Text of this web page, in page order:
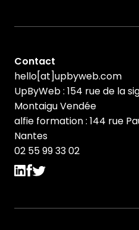
Contact
hello[at]upbyweb.com
UpByWeb : 154 rue de la
Montaigu Vendée
alfie formation : 144 rue
Nantes
02 55 99 33 02